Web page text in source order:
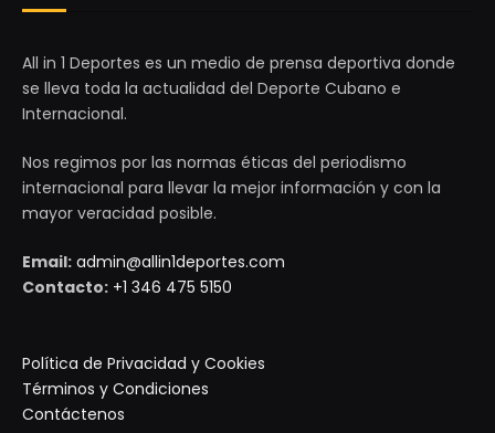
All in 1 Deportes es un medio de prensa deportiva donde
se lleva toda la actualidad del Deporte Cubano e
Internacional.
Nos regimos por las normas éticas del periodismo
internacional para llevar la mejor información y con la
mayor veracidad posible.
Email: admin@allin1deportes.com
Contacto: +1 346 475 5150
Política de Privacidad y Cookies
Términos y Condiciones
Contáctenos